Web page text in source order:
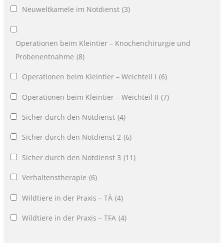
Neuweltkamele im Notdienst (3)
Operationen beim Kleintier – Knochenchirurgie und
Probenentnahme (8)
Operationen beim Kleintier – Weichteil I (6)
Operationen beim Kleintier – Weichteil II (7)
Sicher durch den Notdienst (4)
Sicher durch den Notdienst 2 (6)
Sicher durch den Notdienst 3 (11)
Verhaltenstherapie (6)
Wildtiere in der Praxis – TÄ (4)
Wildtiere in der Praxis – TFA (4)